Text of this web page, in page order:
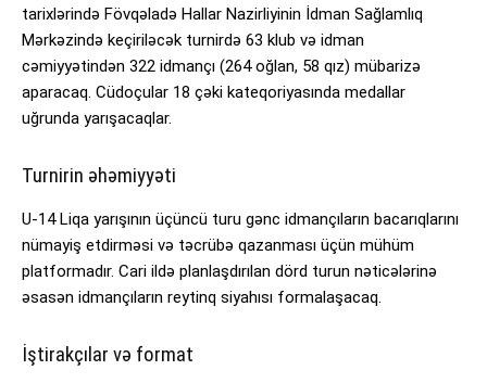
tarixlərində Fövqəladə Hallar Nazirliyinin İdman Sağlamlıq
Mərkəzində keçiriləcək turnirdə 63 klub və idman
cəmiyyətindən 322 idmançı (264 oğlan, 58 qız) mübarizə
aparacaq. Cüdoçular 18 çəki kateqoriyasında medallar
uğrunda yarışacaqlar.
Turnirin əhəmiyyəti
U-14 Liqa yarışının üçüncü turu gənc idmançıların bacarıqlarını
nümayiş etdirməsi və təcrübə qazanması üçün mühüm
platformadır. Cari ildə planlaşdırılan dörd turun nəticələrinə
əsasən idmançıların reytinq siyahısı formalaşacaq.
İştirakçılar və format